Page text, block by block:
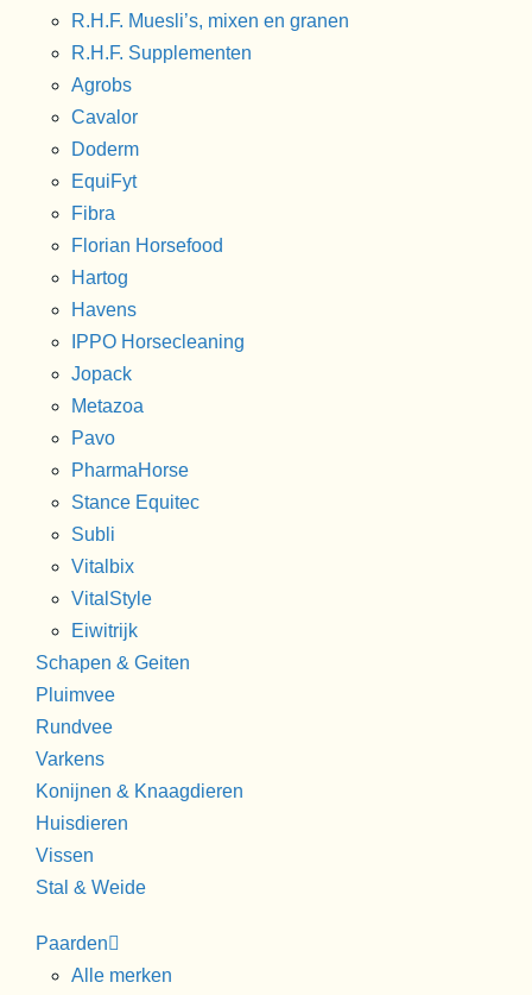
R.H.F. Muesli’s, mixen en granen
R.H.F. Supplementen
Agrobs
Cavalor
Doderm
EquiFyt
Fibra
Florian Horsefood
Hartog
Havens
IPPO Horsecleaning
Jopack
Metazoa
Pavo
PharmaHorse
Stance Equitec
Subli
Vitalbix
VitalStyle
Eiwitrijk
Schapen & Geiten
Pluimvee
Rundvee
Varkens
Konijnen & Knaagdieren
Huisdieren
Vissen
Stal & Weide
Paarden
Alle merken